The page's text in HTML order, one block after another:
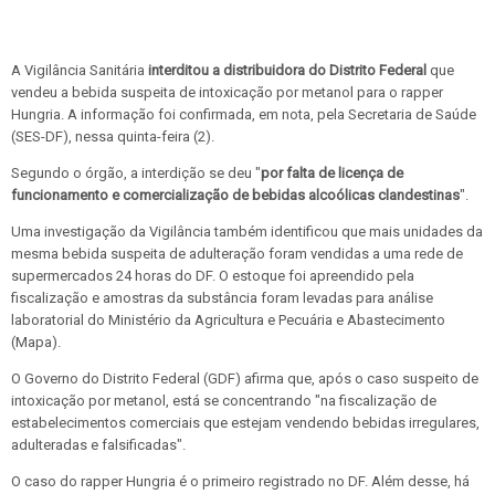
A Vigilância Sanitária interditou a distribuidora do Distrito Federal que
vendeu a bebida suspeita de intoxicação por metanol para o rapper
Hungria. A informação foi confirmada, em nota, pela Secretaria de Saúde
(SES-DF), nessa quinta-feira (2).
Segundo o órgão, a interdição se deu "por falta de licença de
funcionamento e comercialização de bebidas alcoólicas clandestinas".
Uma investigação da Vigilância também identificou que mais unidades da
mesma bebida suspeita de adulteração foram vendidas a uma rede de
supermercados 24 horas do DF. O estoque foi apreendido pela
fiscalização e amostras da substância foram levadas para análise
laboratorial do Ministério da Agricultura e Pecuária e Abastecimento
(Mapa).
O Governo do Distrito Federal (GDF) afirma que, após o caso suspeito de
intoxicação por metanol, está se concentrando "na fiscalização de
estabelecimentos comerciais que estejam vendendo bebidas irregulares,
adulteradas e falsificadas".
O caso do rapper Hungria é o primeiro registrado no DF. Além desse, há